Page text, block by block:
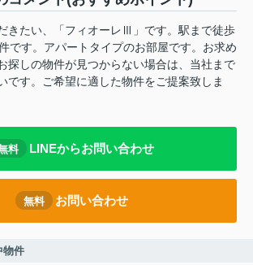
きたい、「フィオーレⅢ」です。駅まで徒歩
です。アパートタイプのお部屋です。お求め
探しの物件が見つからない場合は、当社まで
です。ご希望に適した物件をご提案致しま
料 LINEからお問い合わせ
無料 お問い合わせ
物件